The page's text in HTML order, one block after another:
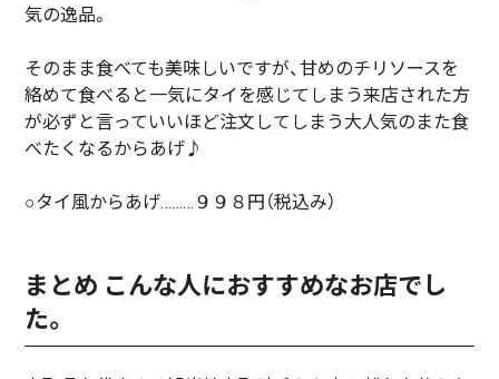
気の逸品。
そのまま食べても美味しいですが、甘めのチリソースを
絡めて食べると一気にタイを感じてしまう来店された方
が必ずと言っていいほど注文してしまう大人気のまた食
べたくなるからあげ♪
○タイ風からあげ………９９８円（税込み）
まとめ こんな人におすすめなお店でし
た。